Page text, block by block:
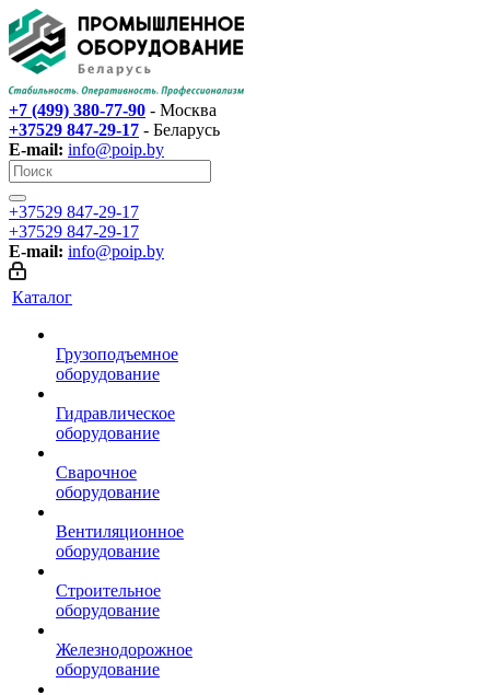
+7 (499) 380-77-90 - Москва
+37529 847-29-17‬ - Беларусь
E-mail: info@poip.by
+37529 847-29-17‬
+37529 847-29-17‬
E-mail: info@poip.by
Каталог
Грузоподъемное
оборудование
Гидравлическое
оборудование
Сварочное
оборудование
Вентиляционное
оборудование
Строительное
оборудование
Железнодорожное
оборудование